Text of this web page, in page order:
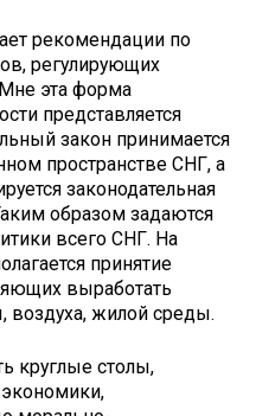
рекомендации по
регулирующих
эта форма
представляется
закон принимается
пространстве СНГ, а
законодательная
образом задаются
всего СНГ. На
принятие
выработать
воздуха, жилой среды.
круглые столы,